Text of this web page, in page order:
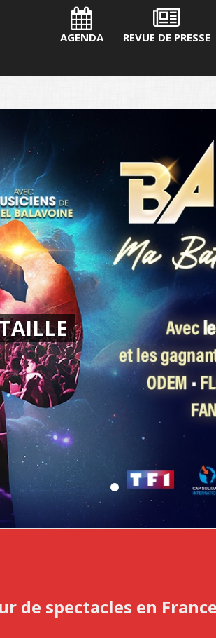
AGENDA REVUE DE PRESSE
de spectacles en France